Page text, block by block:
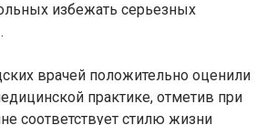
избежать серьезных
врачей положительно оценили
практике, отметив при
соответствует стилю жизни